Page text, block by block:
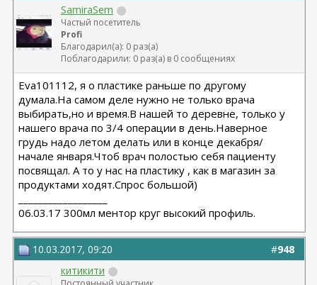
SamiraSem
Частый посетитель
Profi
Благодарил(а): 0 раз(а)
Поблагодарили: 0 раз(а) в 0 сообщениях
Eva101112, я о пластике раньше по другому
думала.На самом деле нужно не только врача
выбирать,но и время.В нашей то деревне, только у
нашего врача по 3/4 операции в день.Наверное
грудь надо летом делать или в конце декабря/
начале января.Чтоб врач полостью себя пациенту
посвящал. А то у нас на пластику , как в магазин за
продуктами ходят.Спрос большой)
06.03.17 300мл ментор круг высокий профиль.
#948
10.03.2017, 09:20
китикити